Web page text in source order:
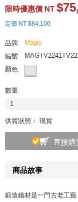
商品故事
鍛造鐵材是一門古老工
限時優惠價 NT
定價 NT $84,100
品牌
Magis
編號
顏色
數量
1
供貨狀態： 現貨
直接購